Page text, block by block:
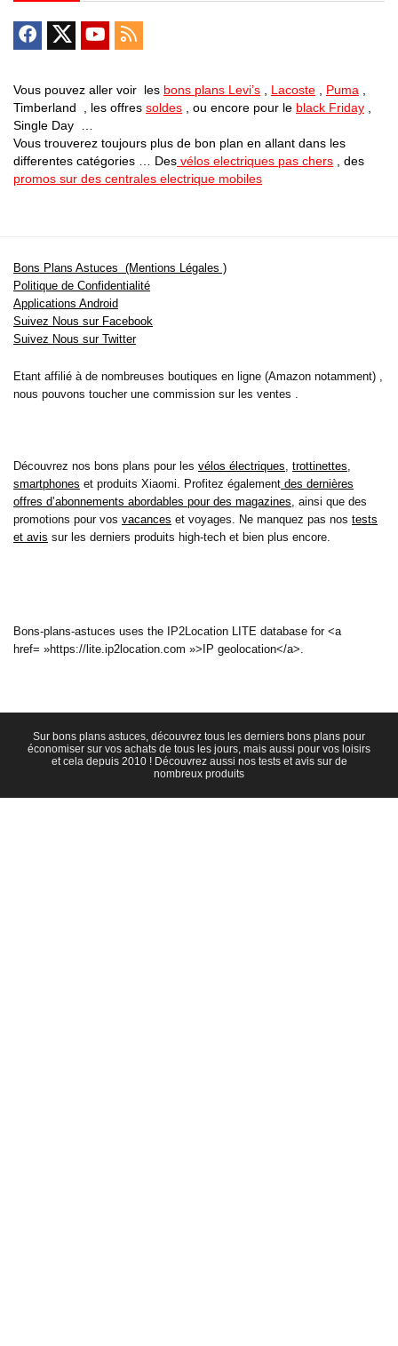
Vous pouvez aller voir les bons plans Levi’s Lacoste Puma
Timberland , les offres soldes , ou encore pour le black Friday
Single Day …
Vous trouverez toujours plus de bon plan en allant dans les
differentes catégories … Des vélos electriques pas chers , des
promos sur des centrales electrique mobiles
Bons Plans Astuces (Mentions Légales )
Politique de Confidentialité
Applications Android
Suivez Nous sur Facebook
Suivez Nous sur Twitter
Etant affilié à de nombreuses boutiques en ligne (Amazon notamment) ,
nous pouvons toucher une commission sur les ventes .
Découvrez nos bons plans pour les vélos électriques, trottinettes,
smartphones et produits Xiaomi. Profitez également des dernières
offres d’abonnements abordables pour des magazines, ainsi que des
promotions pour vos vacances et voyages. Ne manquez pas nos tests
et avis sur les derniers produits high-tech et bien plus encore.
Bons-plans-astuces uses the IP2Location LITE database for <a
href= »https://lite.ip2location.com »>IP geolocation</a>.
Sur bons plans astuces, découvrez tous les derniers bons plans pour
économiser sur vos achats de tous les jours, mais aussi pour vos loisirs
et cela depuis 2010 ! Découvrez aussi nos tests et avis sur de
nombreux produits